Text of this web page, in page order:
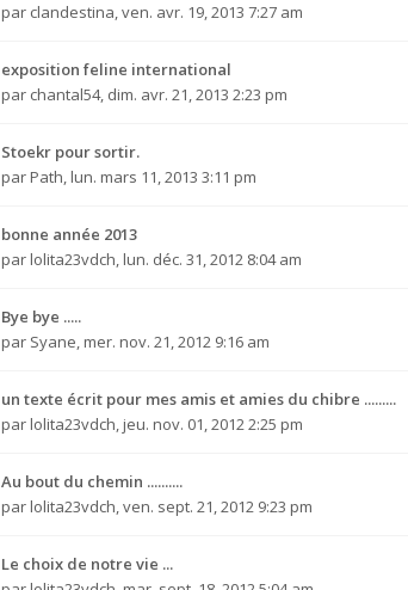
par clandestina,ven. avr. 19, 2013 7:27 am
exposition feline international
par chantal54, dim. avr. 21, 2013 2:23 pm
Stoekr pour sortir.
par Path, lun. mars 11, 2013 3:11 pm
bonne année 2013
par lolita23vdch, lun. déc. 31, 2012 8:04 am
Bye bye .....
par Syane, mer. nov. 21, 2012 9:16 am
un texte écrit pour mes amis et amies du chibre .........
par lolita23vdch, jeu. nov. 01, 2012 2:25 pm
Au bout du chemin ..........
par lolita23vdch,ven. sept. 21, 2012 9:23 pm
Le choix de notre vie ...